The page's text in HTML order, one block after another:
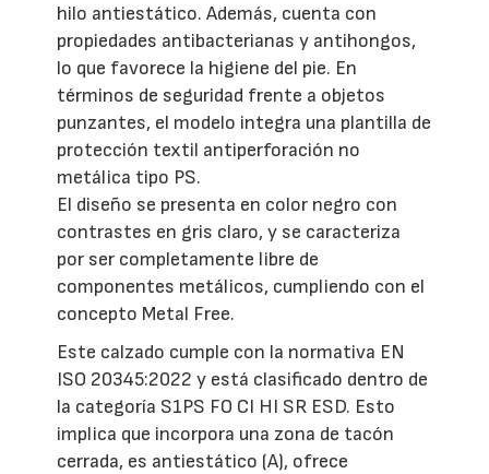
hilo antiestático. Además, cuenta con
propiedades antibacterianas y antihongos,
lo que favorece la higiene del pie. En
términos de seguridad frente a objetos
punzantes, el modelo integra una plantilla de
protección textil antiperforación no
metálica tipo PS.
El diseño se presenta en color negro con
contrastes en gris claro, y se caracteriza
por ser completamente libre de
componentes metálicos, cumpliendo con el
concepto Metal Free.
Este calzado cumple con la normativa EN
ISO 20345:2022 y está clasificado dentro de
la categoría S1PS FO CI HI SR ESD. Esto
implica que incorpora una zona de tacón
cerrada, es antiestático (A), ofrece